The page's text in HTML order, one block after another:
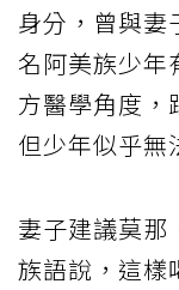
身分，曾與妻
名阿美族少年
方醫學角度，
但少年似乎無
妻子建議莫那
族語說，這樣